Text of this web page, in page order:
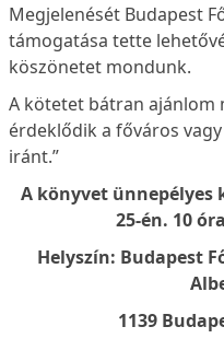
Megjelenését Budapest
támogatása tette
köszönetet mondunk.
A kötetet bátran ajánlom
érdeklődik a főváros
iránt.”
A könyvet ünnepélyes
25-én. 10
Helyszín: Budapest
1139